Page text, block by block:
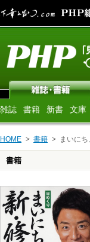
雑誌 書籍 新書 文庫
HOME 書籍 まいにち
書籍